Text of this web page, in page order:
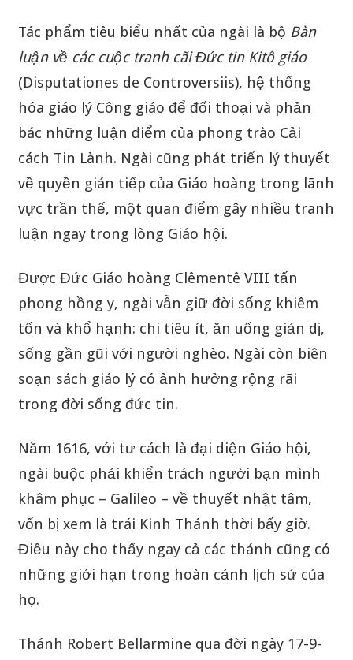
Tác phẩm tiêu biểu nhất của ngài là bộ Bàn
luận về các cuộc tranh cãi Đức tin Kitô giáo
(Disputationes de Controversiis), hệ thống
hóa giáo lý Công giáo để đối thoại và phản
bác những luận điểm của phong trào Cải
cách Tin Lành. Ngài cũng phát triển lý thuyết
về quyền gián tiếp của Giáo hoàng trong lãnh
vực trần thế, một quan điểm gây nhiều tranh
luận ngay trong lòng Giáo hội.
Được Đức Giáo hoàng Clêmentê VIII tấn
phong hồng y, ngài vẫn giữ đời sống khiêm
tốn và khổ hạnh: chi tiêu ít, ăn uống giản dị,
sống gần gũi với người nghèo. Ngài còn biên
soạn sách giáo lý có ảnh hưởng rộng rãi
trong đời sống đức tin.
Năm 1616, với tư cách là đại diện Giáo hội,
ngài buộc phải khiển trách người bạn mình
khâm phục – Galileo – về thuyết nhật tâm,
vốn bị xem là trái Kinh Thánh thời bấy giờ.
Điều này cho thấy ngay cả các thánh cũng có
những giới hạn trong hoàn cảnh lịch sử của
họ.
Thánh Robert Bellarmine qua đời ngày 17-9-